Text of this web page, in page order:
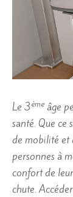
Le 3ème âge
santé. Que ce
de mobilité et
personnes à
confort de
chute.